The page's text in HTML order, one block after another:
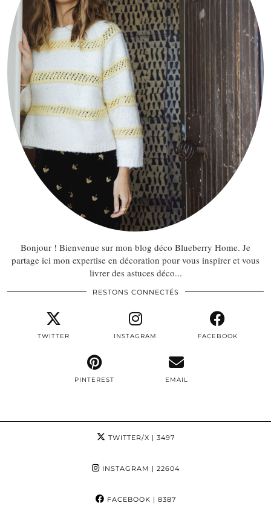
Bonjour ! Bienvenue sur mon blog déco Blueberry Home. Je
partage ici mon expertise en décoration pour vous inspirer et vous
livrer des astuces déco...
RESTONS CONNECTÉS
TWITTER INSTAGRAM FACEBOOK
PINTEREST EMAIL
TWITTER/X | 3497
INSTAGRAM | 22604
FACEBOOK | 8387